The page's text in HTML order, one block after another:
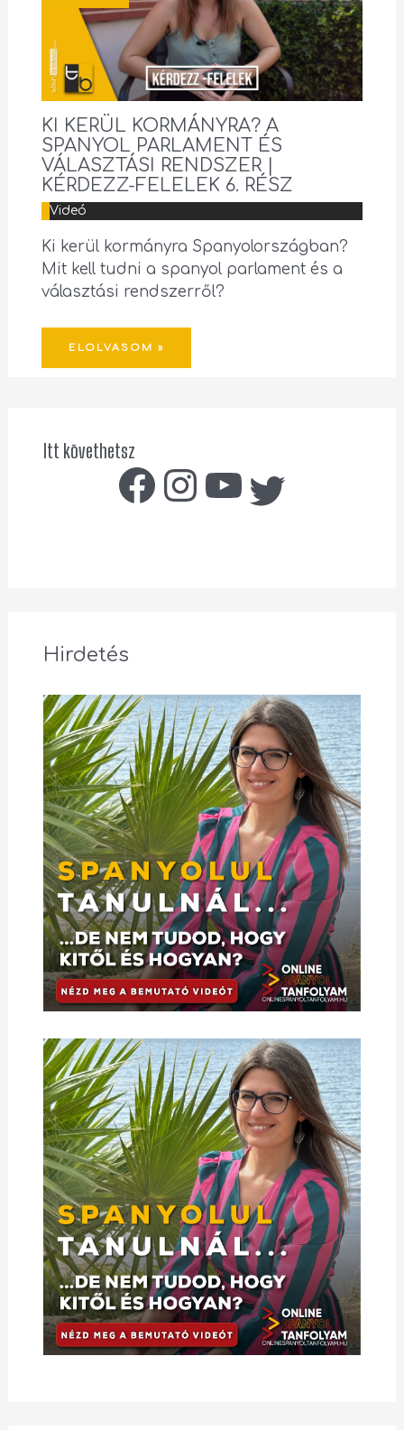
KI KERÜL KORMÁNYRA? A
SPANYOL PARLAMENT ÉS
VÁLASZTÁSI RENDSZER |
KÉRDEZZ-FELELEK 6. RÉSZ
Videó
Ki kerül kormányra Spanyolországban?
Mit kell tudni a spanyol parlament és a
választási rendszerről?
ELOLVASOM »
Itt követhetsz
Hirdetés